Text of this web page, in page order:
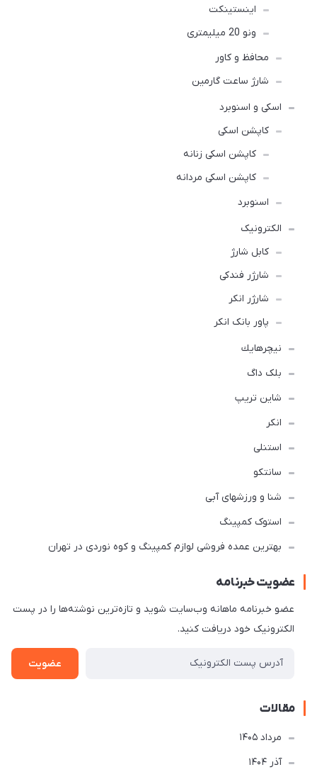
اينستينكت
ونو 20 میلیمتری
محافظ و کاور
شارژ ساعت گارمین
اسکی و اسنوبرد
کاپشن اسکی
کاپشن اسکی زنانه
کاپشن اسکی مردانه
اسنوبرد
الکترونیک
کابل شارژ
شارژر فندکی
شارژر انکر
پاور بانک انکر
نيچرهايك
بلک داگ
شاین تریپ
انکر
استنلی
سانتکو
شنا و ورزشهای آبی
استوک کمپینگ
بهترین عمده فروشی لوازم کمپینگ و کوه نوردی در تهران
عضویت خبرنامه
عضو خبرنامه ماهانه وب‌سایت شوید و تازه‌ترین نوشته‌ها را در پست
الکترونیک خود دریافت کنید.
عضویت
مقالات
مرداد 1405
آذر 1404